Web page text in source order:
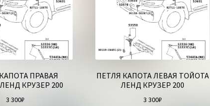
ПРАВАЯ
КРУЗЕР 200
3 300₽
ПЕТЛЯ КАПОТА ЛЕВАЯ ТОЙОТА
ЛЕНД КРУЗЕР 200
3 300₽